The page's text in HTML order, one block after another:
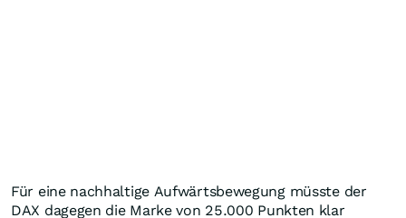
Für eine nachhaltige Aufwärtsbewegung müsste der
DAX dagegen die Marke von 25.000 Punkten klar